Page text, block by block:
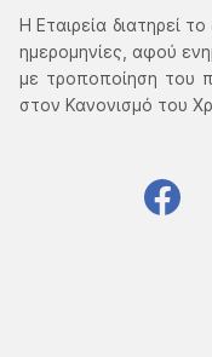
Η Εταιρεία διατηρεί
ημερομηνίες, αφού
με τροποποίηση του
στον Κανονισμό του